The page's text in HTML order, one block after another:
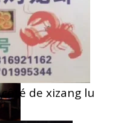
de xizang lu